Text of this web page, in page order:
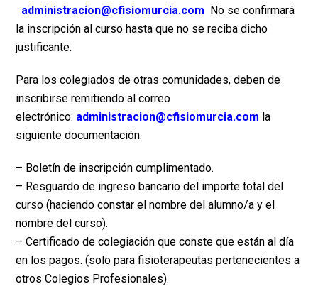
administracion@cfisiomurcia.com
No se confirmará
la inscripción al curso hasta que no se reciba dicho
justificante.
Para los colegiados de otras comunidades, deben de
inscribirse remitiendo al correo
electrónico: administracion@cfisiomurcia.com la
siguiente documentación:
– Boletín de inscripción cumplimentado.
– Resguardo de ingreso bancario del importe total del
curso (haciendo constar el nombre del alumno/a y el
nombre del curso).
– Certificado de colegiación que conste que están al día
en los pagos. (solo para fisioterapeutas pertenecientes a
otros Colegios Profesionales).